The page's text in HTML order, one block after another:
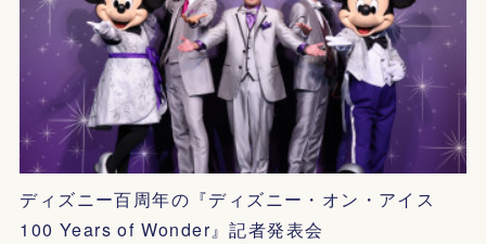
ディズニー百周年の『ディズニー・オン・アイス
100 Years of Wonder』記者発表会